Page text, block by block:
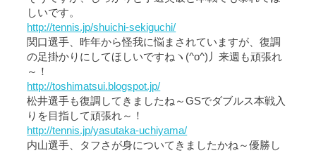
しいです。
http://tennis.jp/shuichi-sekiguchi/
関口選手、昨年から怪我に悩まされていますが、復調
の足掛かりにしてほしいですねヽ(^o^)丿来週も頑張れ
～！
http://toshimatsui.blogspot.jp/
松井選手も復調してきましたね～GSでダブルス本戦入
りを目指して頑張れ～！
http://tennis.jp/yasutaka-uchiyama/
内山選手、タフさが身についてきましたかね～優勝し